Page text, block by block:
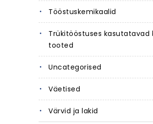
Tööstuskemikaalid
Trükitööstuses kasutatavad
tooted
Uncategorised
Väetised
Värvid ja lakid